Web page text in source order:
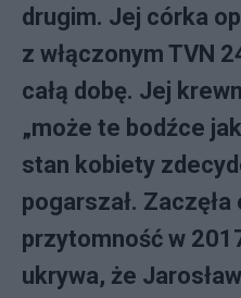
drugim. Jej córka
z włączonym TVN
całą dobę. Jej
„może te bodźce
stan kobiety
pogarszał.
przytomność w
ukrywa, że